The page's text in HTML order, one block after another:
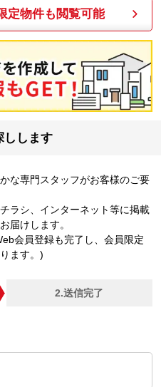
定物件も閲覧可能
しします
な専門スタッフがお客様のご要
ラシ、インターネット等に掲載
届けします。
会員登録も完了し、会員限定
ます。)
2.送信完了